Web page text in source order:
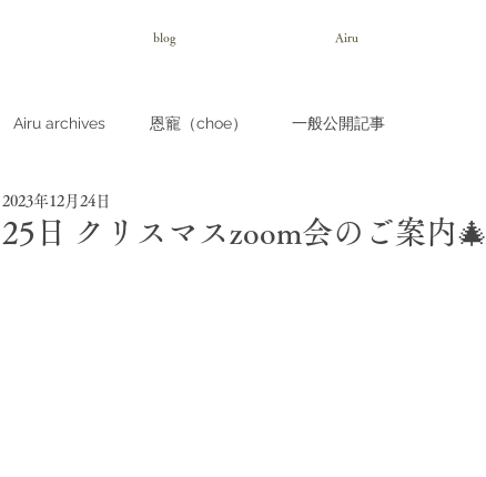
blog Airu
Airu archives 恩寵（choe） 一般公開記事
25日 クリスマスzoom会のご案内🎄
2023年12月24日